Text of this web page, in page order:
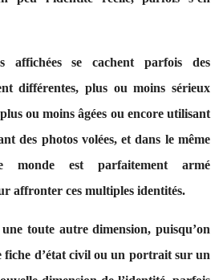
affichées se cachent parfois des
différentes, plus ou moins sérieux
ou moins âgées ou encore utilisant
des photos volées, et dans le même
est parfaitement armé
affronter ces multiples identités.
toute autre dimension, puisqu’on
fiche d’état civil ou un portrait sur un